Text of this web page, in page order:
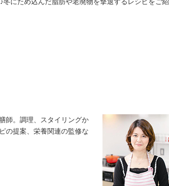
師。調理、スタイリングか
の提案、栄養関連の監修な